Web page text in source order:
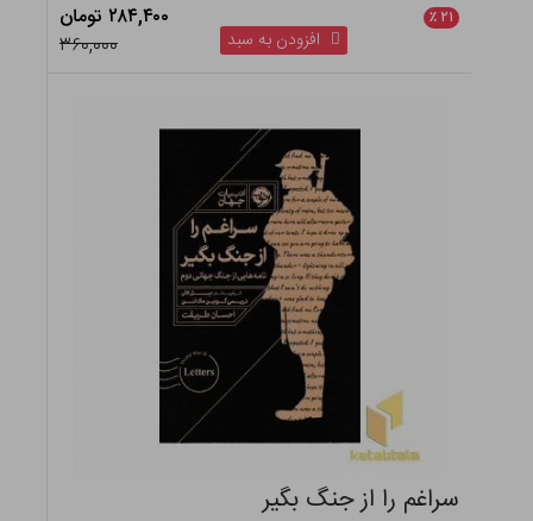
۲۱ ٪
۲۸۴,۴۰۰ تومان
۳۶۰,۰۰۰
افزودن به سبد
سراغم را از جنگ بگیر